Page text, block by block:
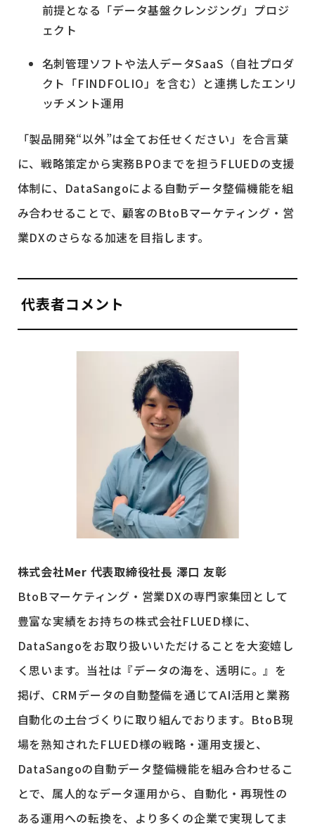
前提となる「データ基盤クレンジング」プロジ
ェクト
名刺管理ソフトや法人データSaaS（自社プロダ
クト「FINDFOLIO」を含む）と連携したエンリ
ッチメント運用
「製品開発“以外”は全てお任せください」を合言葉
に、戦略策定から実務BPOまでを担うFLUEDの支援
体制に、DataSangoによる自動データ整備機能を組
み合わせることで、顧客のBtoBマーケティング・営
業DXのさらなる加速を目指します。
代表者コメント
株式会社Mer 代表取締役社長 澤口 友彰
BtoBマーケティング・営業DXの専門家集団として
豊富な実績をお持ちの株式会社FLUED様に、
DataSangoをお取り扱いいただけることを大変嬉し
く思います。当社は『データの海を、透明に。』を
掲げ、CRMデータの自動整備を通じてAI活用と業務
自動化の土台づくりに取り組んでおります。BtoB現
場を熟知されたFLUED様の戦略・運用支援と、
DataSangoの自動データ整備機能を組み合わせるこ
とで、属人的なデータ運用から、自動化・再現性の
ある運用への転換を、より多くの企業で実現してま